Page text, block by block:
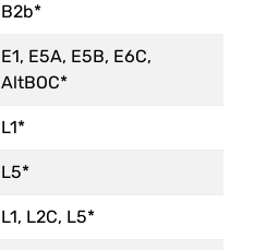
B2b*
E1, E5A, E5B, E6C,
AltBOC*
L1*
L5*
L1, L2C, L5*